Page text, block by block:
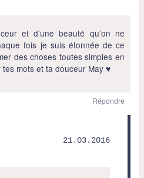
et d’une beauté qu’on ne
fois je suis étonnée de ce
des choses toutes simples en
mots et ta douceur May ♥
Répondre
21.03.2016